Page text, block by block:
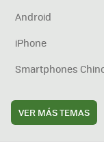
Android
iPhone
Smartphones
VER MÁS TEMAS